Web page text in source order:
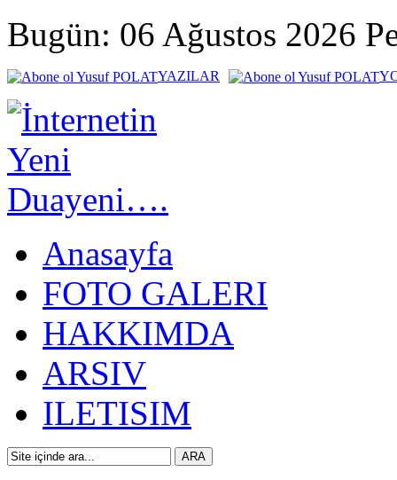
Bugün: 06 Ağustos 2026
YAZILAR
Anasayfa
FOTO GALERI
HAKKIMDA
ARSIV
ILETISIM